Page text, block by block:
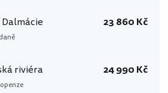
23 860 Kč
riviéra 24 990 Kč